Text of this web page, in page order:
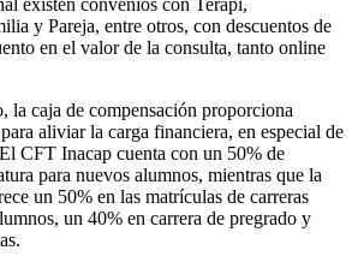
y Pareja, entre otros, con descuentos de
en el valor de la consulta, tanto online
la caja de compensación proporciona
aliviar la carga financiera, en especial de
CFT Inacap cuenta con un 50% de
para nuevos alumnos, mientras que la
un 50% en las matrículas de carreras
un 40% en carrera de pregrado y